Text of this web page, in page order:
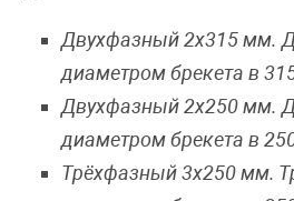
Двухфазный 2х315 мм.
диаметром брекета в
Двухфазный 2х250 мм.
диаметром брекета в
Трёхфазный 3х250 мм.